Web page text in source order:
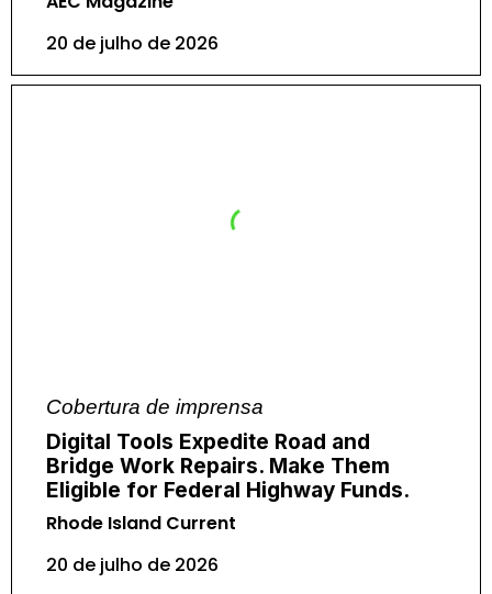
20 de julho de 2026
Cobertura de imprensa
Digital Tools Expedite Road and
Bridge Work Repairs. Make Them
Eligible for Federal Highway Funds.
Rhode Island Current
20 de julho de 2026